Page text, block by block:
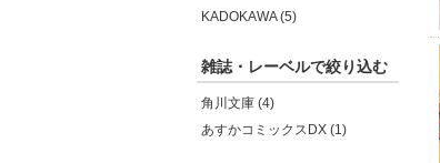
KADOKAWA (5)
雑誌・レーベルで絞り込む
角川文庫 (4)
あすかコミックスDX (1)